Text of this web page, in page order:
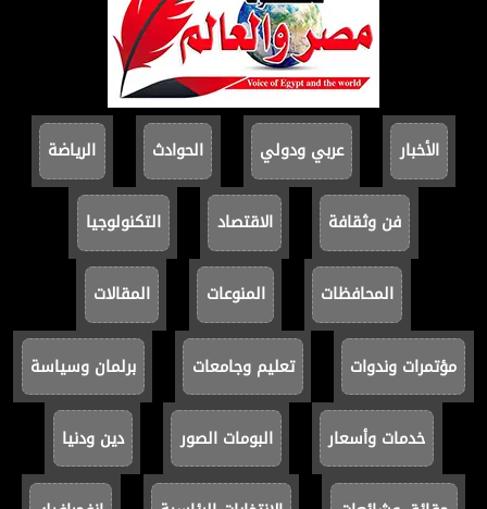
الأخبار عربي ودولي الحوادث الرياضة
فن وثقافة الاقتصاد التكنولوجيا
المحافظات المنوعات المقالات
مؤتمرات وندوات تعليم وجامعات برلمان وسياسة
خدمات وأسعار البومات الصور دين ودنيا